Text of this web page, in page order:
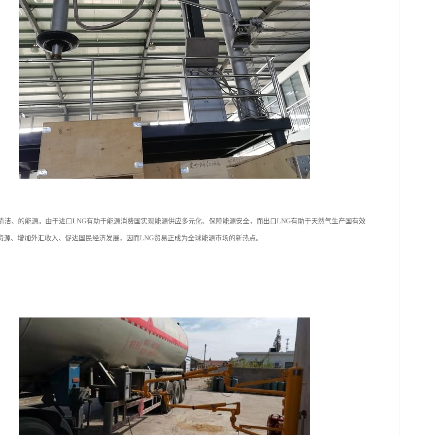
洁、的能源。由于进口LNG有助于能源消费国实现能源供应多元化、保障能源安全，而出口LNG有助于天然气生产国有效
源、增加外汇收入、促进国民经济发展，因而LNG贸易正成为全球能源市场的新热点。